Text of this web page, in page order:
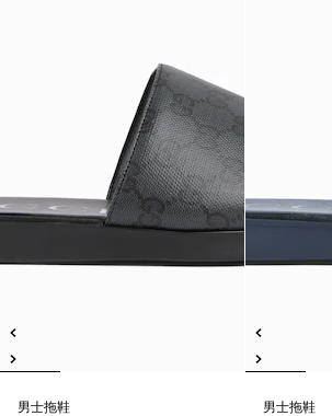
男士拖鞋
男士拖鞋